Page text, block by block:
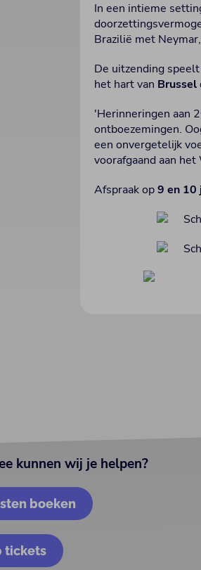
In een intieme
Brazilië met
De uitzending
het hart van Brussel
'Herinneringen aan
ontboezemingen.
een onvergetelijk
voorafgaand aan
Afspraak op9 en
kunnen wij je helpen?
boeken
tickets